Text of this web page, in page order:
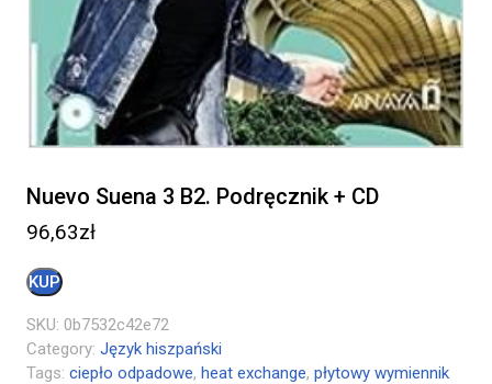
Nuevo Suena 3 B2. Podręcznik + CD
96,63zł
KUP
SKU: 0b7532c42e72
Category: Język hiszpański
Tags: ciepło odpadowe, heat exchange, płytowy wymiennik